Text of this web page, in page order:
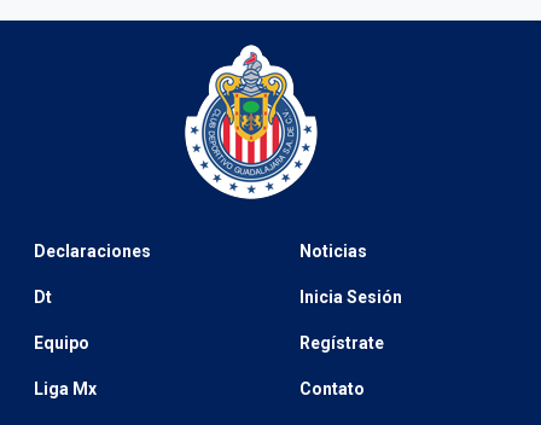
Declaraciones
Dt
Equipo
Liga Mx
Noticias
Inicia Sesión
Regístrate
Contato